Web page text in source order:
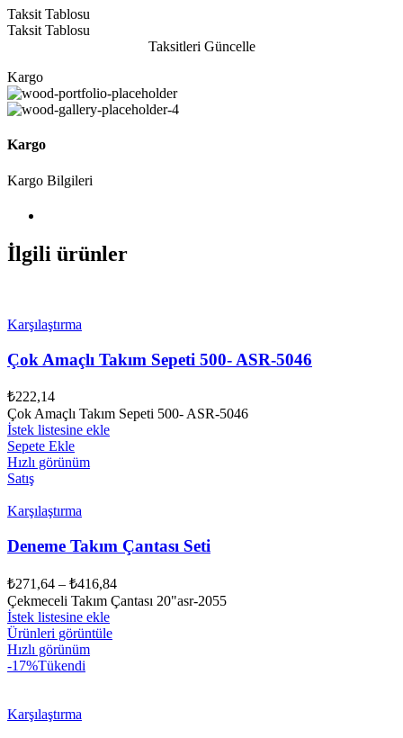
Taksit Tablosu
Taksit Tablosu
Taksitleri Güncelle
Kargo
Kargo
Kargo Bilgileri
İlgili ürünler
Karşılaştırma
Çok Amaçlı Takım Sepeti 500- ASR-5046
₺222,14
Çok Amaçlı Takım Sepeti 500- ASR-5046
İstek listesine ekle
Sepete Ekle
Hızlı görünüm
Satış
Karşılaştırma
Deneme Takım Çantası Seti
₺271,64 – ₺416,84
Çekmeceli Takım Çantası 20"asr-2055
İstek listesine ekle
Ürünleri görüntüle
Hızlı görünüm
-17%Tükendi
Karşılaştırma